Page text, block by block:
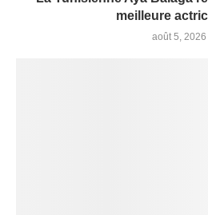
meilleure
août 5, 2026